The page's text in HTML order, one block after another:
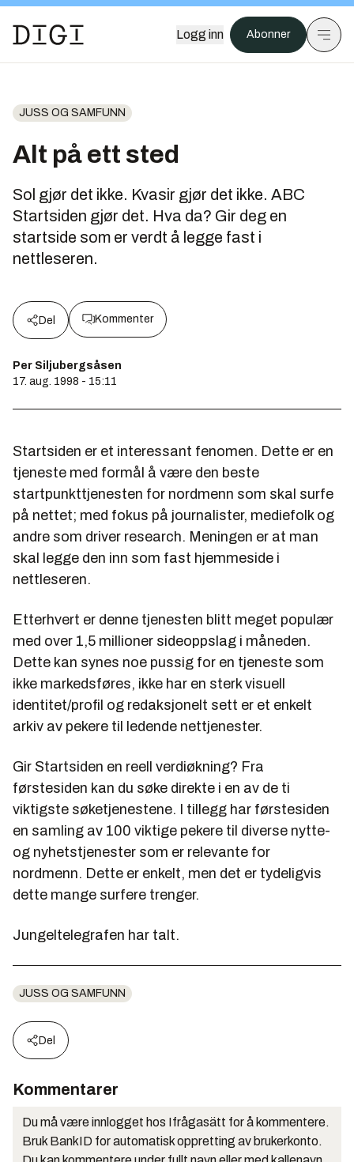
Logg inn Abonner
JUSS OG SAMFUNN
Alt på ett sted
Sol gjør det ikke. Kvasir gjør det ikke. ABC
Startsiden gjør det. Hva da? Gir deg en
startside som er verdt å legge fast i
nettleseren.
Del Kommenter
Per Siljubergsåsen
17. aug. 1998 - 15:11
Startsiden er et interessant fenomen. Dette er en
tjeneste med formål å være den beste
startpunkttjenesten for nordmenn som skal surfe
på nettet; med fokus på journalister, mediefolk og
andre som driver research. Meningen er at man
skal legge den inn som fast hjemmeside i
nettleseren.
Etterhvert er denne tjenesten blitt meget populær
med over 1,5 millioner sideoppslag i måneden.
Dette kan synes noe pussig for en tjeneste som
ikke markedsføres, ikke har en sterk visuell
identitet/profil og redaksjonelt sett er et enkelt
arkiv av pekere til ledende nettjenester.
Gir Startsiden en reell verdiøkning? Fra
førstesiden kan du søke direkte i en av de ti
viktigste søketjenestene. I tillegg har førstesiden
en samling av 100 viktige pekere til diverse nytte-
og nyhetstjenester som er relevante for
nordmenn. Dette er enkelt, men det er tydeligvis
dette mange surfere trenger.
Jungeltelegrafen har talt.
JUSS OG SAMFUNN
Del
Kommentarer
Du må være innlogget hos Ifrågasätt for å kommentere.
Bruk BankID for automatisk oppretting av brukerkonto.